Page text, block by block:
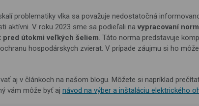
problematiky vlka sa považuje nedostatočná
aktívni. V roku 2023 sme sa podieľali na vypracovaní
útokmi veľkých šeliem. Táto norma predstavuje
hospodárskych zvierat. V prípade záujmu si ho
aj v článkoch na našom blogu. Môžete si napríklad
vám môže byť aj návod na výber a inštaláciu elektrického